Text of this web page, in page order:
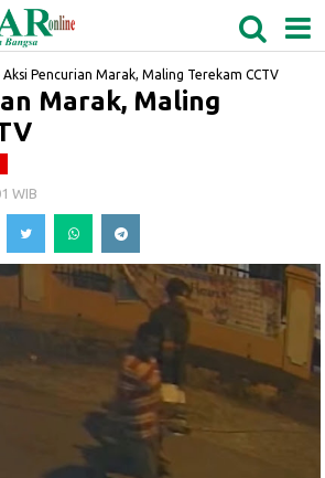
BIDANGRO
Aksi Pencurian Marak, Maling Terekam CCTV
Marak, Maling
WIB